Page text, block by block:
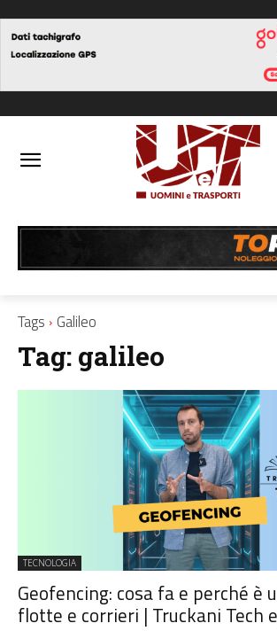
Tags Galileo
Tag: galileo
TECNOLOGIA
Geofencing: cosa fa e perché è
flotte e corrieri | Truckani Tech